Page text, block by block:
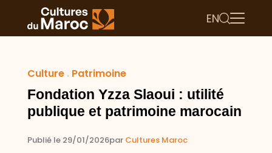
EN
Culture. Patrimoine
Fondation Yzza Slaoui : utilité
publique et patrimoine marocain
Publié le 29/01/2026par Cultures Maroc